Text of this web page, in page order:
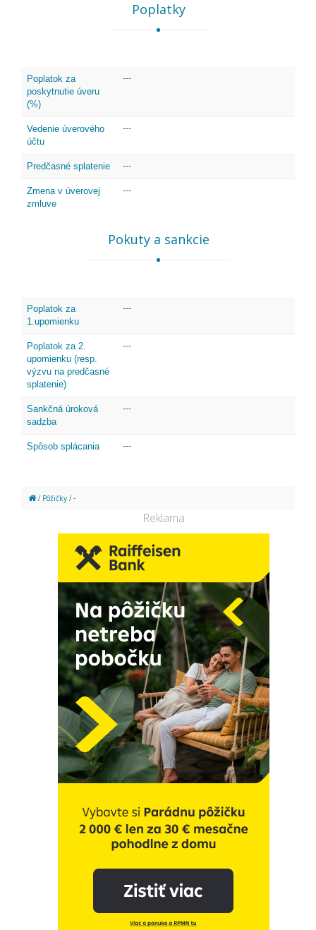
Poplatky
Poplatok za
poskytnutie úveru
(%)
---
Vedenie úverového
účtu
---
Predčasné splatenie ---
Zmena v úverovej
zmluve
---
Pokuty a sankcie
Poplatok za
1.upomienku
---
Poplatok za 2.
upomienku (resp.
výzvu na predčasné
splatenie)
---
Sankčná úroková
sadzba
---
Spôsob splácania ---
/ Pôžičky / -
Reklama